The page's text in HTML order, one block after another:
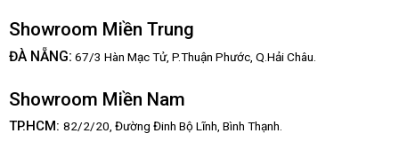
Showroom Miền Trung
ĐÀ NẴNG: 67/3 Hàn Mạc Tử, P.Thuận Phước, Q.Hải Châu.
Showroom Miền Nam
TP.HCM: 82/2/20, Đường Đinh Bộ Lĩnh, Bình Thạnh.